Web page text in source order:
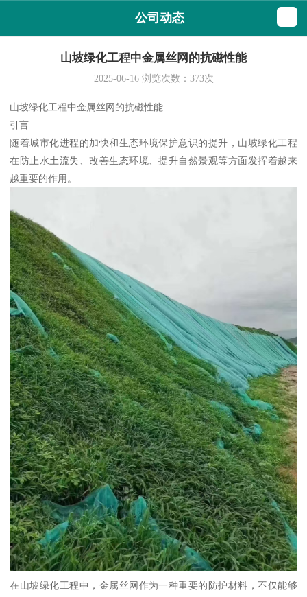
公司动态
山坡绿化工程中金属丝网的抗磁性能
2025-06-16浏览次数： 373次
山坡绿化工程中金属丝网的抗磁性能
引言
随着城市化进程的加快和生态环境保护意识的提升，山坡绿化工程
在防止水土流失、改善生态环境、提升自然景观等方面发挥着越来
越重要的作用。
在山坡绿化工程中，金属丝网作为一种重要的防护材料，不仅能够